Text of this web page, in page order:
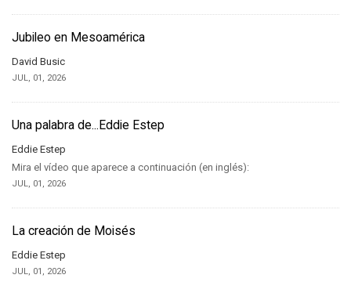
Jubileo en Mesoamérica
David Busic
JUL, 01, 2026
Una palabra de...Eddie Estep
Eddie Estep
Mira el vídeo que aparece a continuación (en inglés):
JUL, 01, 2026
La creación de Moisés
Eddie Estep
JUL, 01, 2026